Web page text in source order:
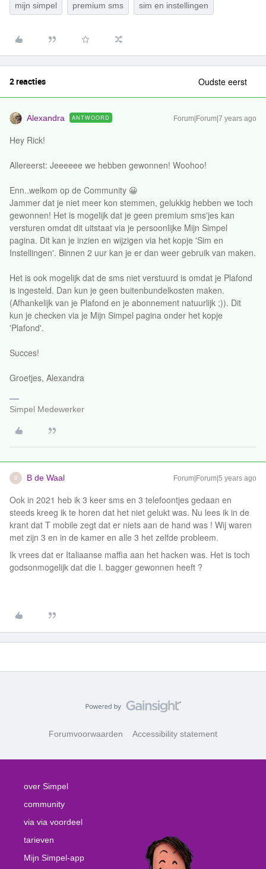
mijn simpel premium sms sim en instellingen
2 reacties Oudste eerst
Alexandra ANTWOORD Forum|Forum|7 years ago
Hey Rick!
Allereerst: Jeeeeee we hebben gewonnen! Woohoo!
Enn..welkom op de Community 😀
Jammer dat je niet meer kon stemmen, gelukkig hebben we toch
gewonnen! Het is mogelijk dat je geen premium sms'jes kan
versturen omdat dit uitstaat via je persoonlijke Mijn Simpel
pagina. Dit kan je inzien en wijzigen via het kopje 'Sim en
Instellingen'. Binnen 2 uur kan je er dan weer gebruik van maken.
Het is ook mogelijk dat de sms niet verstuurd is omdat je Plafond
is ingesteld. Dan kun je geen buitenbundelkosten maken.
(Afhankelijk van je Plafond en je abonnement natuurlijk ;)). Dit
kun je checken via je Mijn Simpel pagina onder het kopje
'Plafond'.
Succes!
Groetjes, Alexandra
Simpel Medewerker
B B de Waal Forum|Forum|5 years ago
Ook in 2021 heb ik 3 keer sms en 3 telefoontjes gedaan en
steeds kreeg ik te horen dat het niet gelukt was. Nu lees ik in de
krant dat T mobile zegt dat er niets aan de hand was ! Wij waren
met zijn 3 en in de kamer en alle 3 het zelfde probleem.
Ik vrees dat er Italiaanse maffia aan het hacken was. Het is toch
godsonmogelijk dat die I. bagger gewonnen heeft ?
Forumvoorwaarden Accessibility statement
over Simpel
community
via via voordeel
tarieven
Mijn Simpel-app